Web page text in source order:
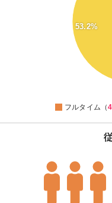
53.2%
フルタイム（